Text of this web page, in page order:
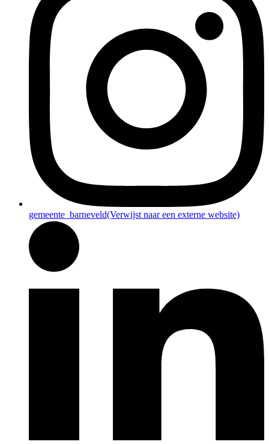
gemeente_barneveld(Verwijst naar een externe website)